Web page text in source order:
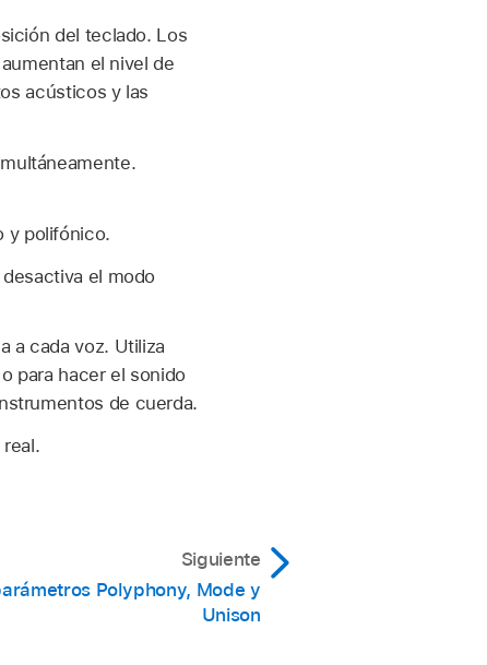
del teclado. Los
el nivel de
acústicos y las
y polifónico.
el modo
a cada voz. Utiliza
para hacer el sonido
de cuerda.
Siguiente
Polyphony, Mode y
Unison